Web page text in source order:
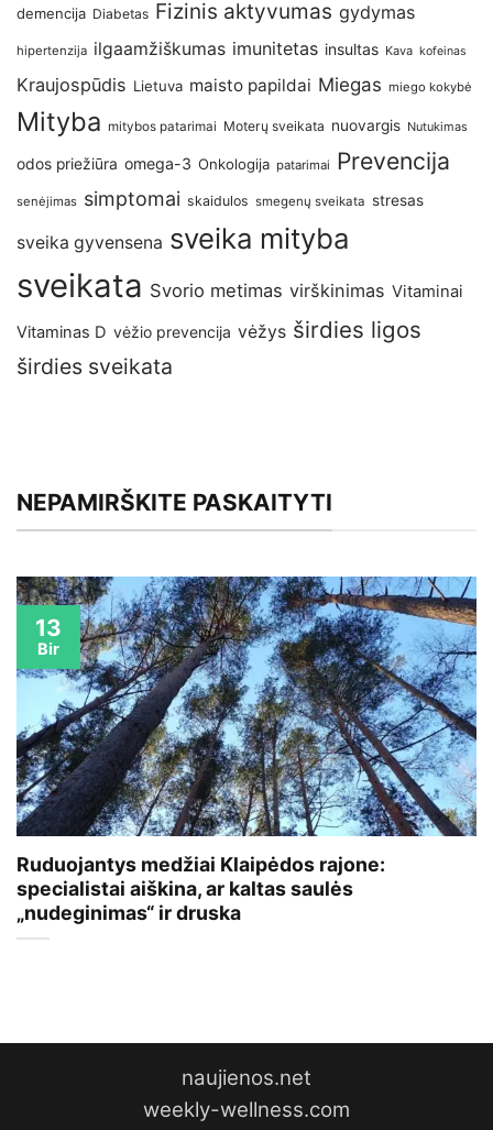
demencija Diabetas Fizinis aktyvumas gydymas
hipertenzija ilgaamžiškumas imunitetas insultas Kava kofeinas
Kraujospūdis Lietuva maisto papildai Miegas miego kokybė
Mityba mitybos patarimai Moterų sveikata nuovargis Nutukimas
odos priežiūra omega-3 Onkologija patarimai Prevencija
senėjimas simptomai skaidulos smegenų sveikata stresas
sveika gyvensena sveika mityba
sveikata Svorio metimas virškinimas Vitaminai
Vitaminas D vėžio prevencija vėžys širdies ligos
širdies sveikata
NEPAMIRŠKITE PASKAITYTI
Ruduojantys medžiai Klaipėdos rajone:
specialistai aiškina, ar kaltas saulės
„nudeginimas“ ir druska
13
Bir
naujienos.net
weekly-wellness.com